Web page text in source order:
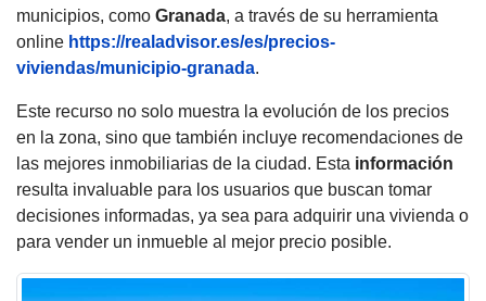
municipios, como Granada, a través de su herramienta
online https://realadvisor.es/es/precios-
viviendas/municipio-granada.
Este recurso no solo muestra la evolución de los precios
en la zona, sino que también incluye recomendaciones de
las mejores inmobiliarias de la ciudad. Esta información
resulta invaluable para los usuarios que buscan tomar
decisiones informadas, ya sea para adquirir una vivienda o
para vender un inmueble al mejor precio posible.